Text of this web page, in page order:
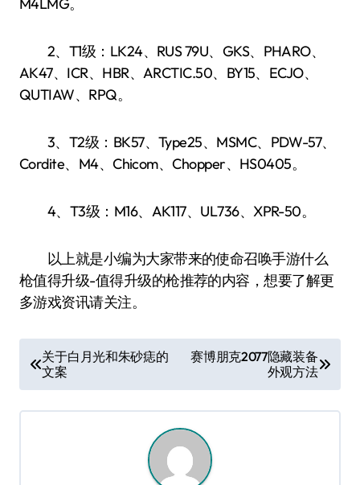
2、T1级：LK24、RUS 79U、GKS、PHARO、
AK47、ICR、HBR、ARCTIC.50、BY15、ECJO、
QUTIAW、RPQ。
3、T2级：BK57、Type25、MSMC、PDW-57、
Cordite、M4、Chicom、Chopper、HS0405。
4、T3级：M16、AK117、UL736、XPR-50。
以上就是小编为大家带来的使命召唤手游什么
枪值得升级-值得升级的枪推荐的内容，想要了解更
多游戏资讯请关注。
章
导
关于白月光和朱砂痣的
文案
赛博朋克2077隐藏装备
外观方法